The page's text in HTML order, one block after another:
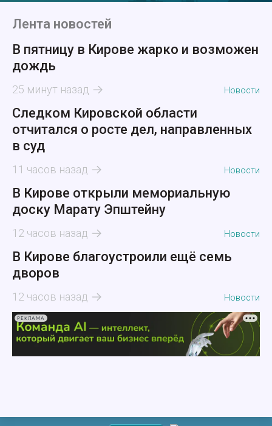
Лента новостей
В пятницу в Кирове жарко и возможен
дождь
25 минут назад Новости
Следком Кировской области
отчитался о росте дел, направленных
в суд
11 часов назад Новости
В Кирове открыли мемориальную
доску Марату Эпштейну
12 часов назад Новости
В Кирове благоустроили ещё семь
дворов
12 часов назад Новости
РЕКЛАМА